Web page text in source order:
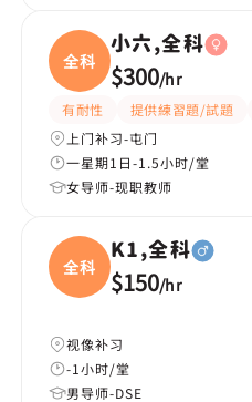
全科
小六,全科
$300/hr
有耐性 提供練習題/試題
上门补习-屯门
一星期1日-1.5小时/堂
女导师-现职教师
全科
K1,全科
$150/hr
视像补习
-1小时/堂
男导师-DSE